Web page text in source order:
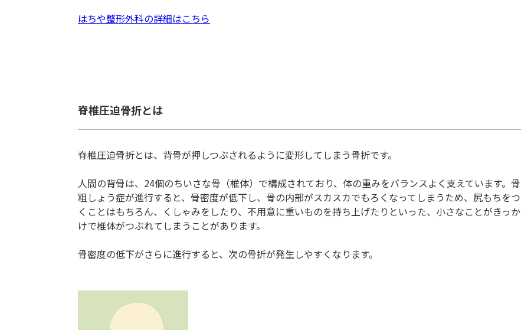
はちや整形外科の詳細はこちら
脊椎圧迫骨折とは
脊椎圧迫骨折とは、背骨が押しつぶされるように変形してしまう骨折です。
人間の背骨は、24個のちいさな骨（椎体）で構成されており、体の重みをバランスよく支えています。骨
粗しょう症が進行すると、骨密度が低下し、骨の内部がスカスカでもろくなってしまうため、尻もちをつ
くことはもちろん、くしゃみをしたり、不用意に重いものを持ち上げたりといった、小さなことがきっか
けで椎体がつぶれてしまうことがあります。
骨密度の低下がさらに進行すると、次の骨折が発生しやすくなります。